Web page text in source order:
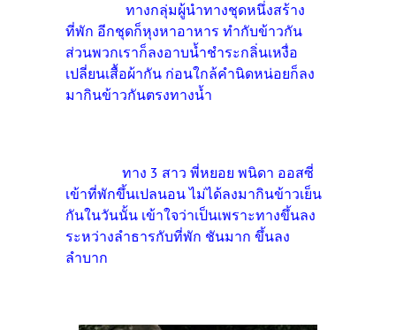
ทางกลุ่มผู้นำทางชุดหนึ่งสร้าง
ที่พัก อีกชุดก็หุงหาอาหาร ทำกับข้าวกัน
ส่วนพวกเราก็ลงอาบน้ำชำระกลิ่นเหงื่อ
เปลี่ยนเสื้อผ้ากัน ก่อนใกล้คำนิดหน่อยก็ลง
มากินข้าวกันตรงทางน้ำ
ทาง 3 สาว พี่หยอย พนิดา ออสซี่
เข้าที่พักขึ้นเปลนอน ไม่ได้ลงมากินข้าวเย็น
กันในวันนั้น เข้าใจว่าเป็นเพราะทางขึ้นลง
ระหว่างลำธารกับที่พัก ชันมาก ขึ้นลง
ลำบาก